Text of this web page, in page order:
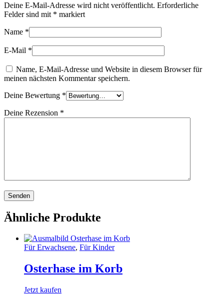
Deine E-Mail-Adresse wird nicht veröffentlicht. Erforderliche
Felder sind mit * markiert
Name *
E-Mail *
Name, E-Mail-Adresse und Website in diesem Browser für
meinen nächsten Kommentar speichern.
Deine Bewertung *
Deine Rezension *
Ähnliche Produkte
Für Erwachsene, Für Kinder
Osterhase im Korb
Jetzt kaufen